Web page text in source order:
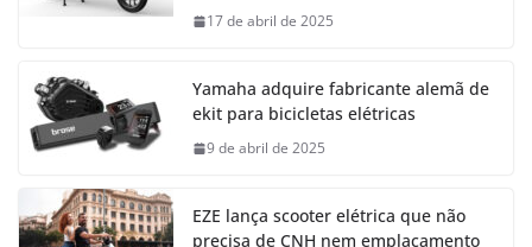
17 de abril de 2025
Yamaha adquire fabricante alemã de
ekit para bicicletas elétricas
9 de abril de 2025
EZE lança scooter elétrica que não
precisa de CNH nem emplacamento